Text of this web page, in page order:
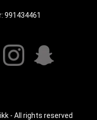
991434461
- All rights reserved